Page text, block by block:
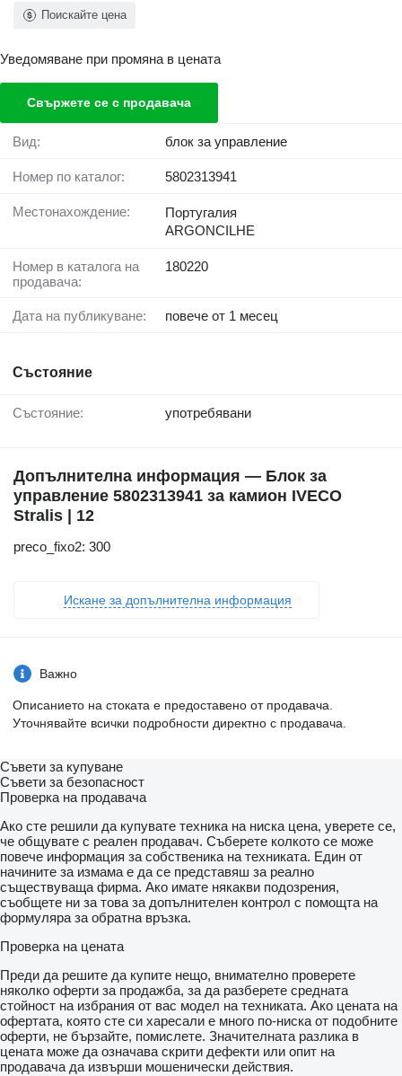
Поискайте цена
Уведомяване при промяна в цената
Свържете се с продавача
Вид: блок за управление
Номер по каталог: 5802313941
Местонахождение:
Португалия
ARGONCILHE
Номер в каталога на
продавача:
180220
Дата на публикуване: повече от 1 месец
Състояние
Състояние: употребявани
Допълнителна информация — Блок за
управление 5802313941 за камион IVECO
Stralis | 12
preco_fixo2: 300
Искане за допълнителна информация
Важно
Описанието на стоката е предоставено от продавача.
Уточнявайте всички подробности директно с продавача.
Съвети за купуване
Съвети за безопасност
Проверка на продавача
Ако сте решили да купувате техника на ниска цена, уверете се,
че общувате с реален продавач. Съберете колкото се може
повече информация за собственика на техниката. Един от
начините за измама е да се представяш за реално
съществуваща фирма. Ако имате някакви подозрения,
съобщете ни за това за допълнителен контрол с помощта на
формуляра за обратна връзка.
Проверка на цената
Преди да решите да купите нещо, внимателно проверете
няколко оферти за продажба, за да разберете средната
стойност на избрания от вас модел на техниката. Ако цената на
офертата, която сте си харесали е много по-ниска от подобните
оферти, не бързайте, помислете. Значителната разлика в
цената може да означава скрити дефекти или опит на
продавача да извърши мошенически действия.